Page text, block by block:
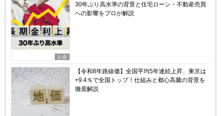
お金
30年ぶり高水準の背景と住宅ローン・不動産売買
への影響をプロが解説
【令和8年路線価】全国平均5年連続上昇、東京は
+9.4％で全国トップ！仕組みと都心高騰の背景を
徹底解説